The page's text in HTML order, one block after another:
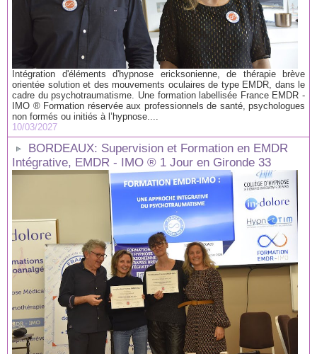
Intégration d'éléments d'hypnose ericksonienne, de thérapie brève
orientée solution et des mouvements oculaires de type EMDR, dans le
cadre du psychotraumatisme. Une formation labellisée France EMDR -
IMO ® Formation réservée aux professionnels de santé, psychologues
non formés ou initiés à l’hypnose....
10/03/2027
BORDEAUX: Supervision et Formation en EMDR
Intégrative, EMDR - IMO ® 1 Jour en Gironde 33